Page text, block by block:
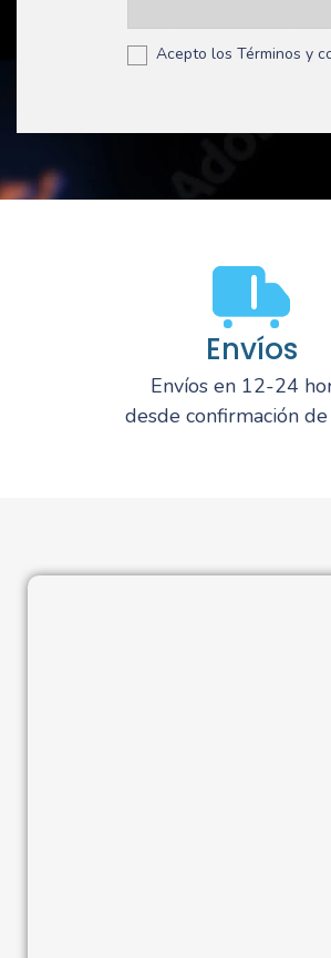
Acepto los Términos y
Envíos
Envíos en 12-24
desde confirmación